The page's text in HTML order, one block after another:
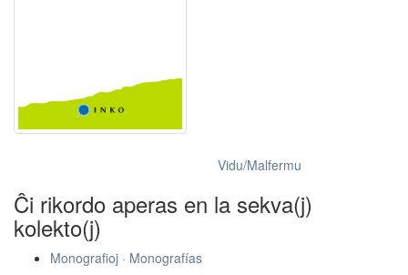
Vidu/Malfermu
Ĉi rikordo aperas en la sekva(j)
kolekto(j)
Monografioj · Monografías